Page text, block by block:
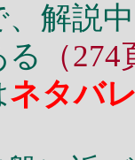
解説
（
ネタバ